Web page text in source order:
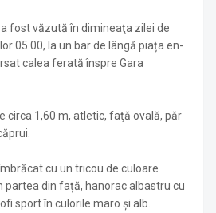
fost văzută în dimineaţa zilei de
05.00, la un bar de lângă piața en-
calea ferată înspre Gara
circa 1,60 m, atletic, faţă ovală, păr
cu un tricou de culoare
partea din față, hanorac albastru cu
sport în culorile maro și alb.